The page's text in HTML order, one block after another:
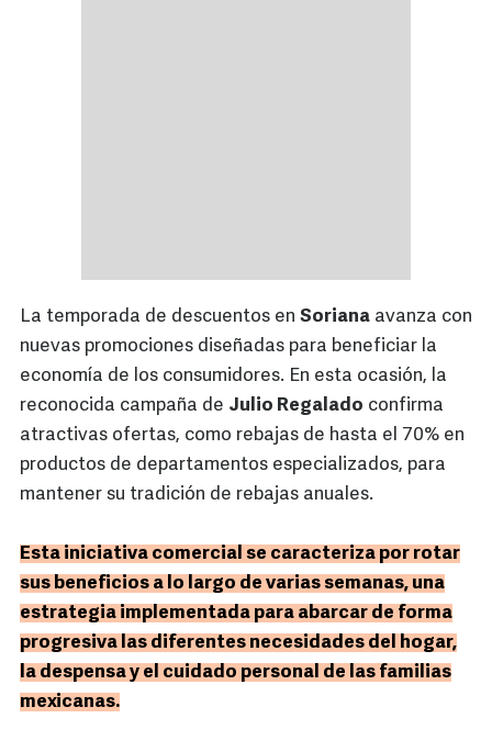
La temporada de descuentos en Soriana avanza con
nuevas promociones diseñadas para beneficiar la
economía de los consumidores. En esta ocasión, la
reconocida campaña de Julio Regalado confirma
atractivas ofertas, como rebajas de hasta el 70% en
productos de departamentos especializados, para
mantener su tradición de rebajas anuales.
Esta iniciativa comercial se caracteriza por rotar
sus beneficios a lo largo de varias semanas, una
estrategia implementada para abarcar de forma
progresiva las diferentes necesidades del hogar,
la despensa y el cuidado personal de las familias
mexicanas.